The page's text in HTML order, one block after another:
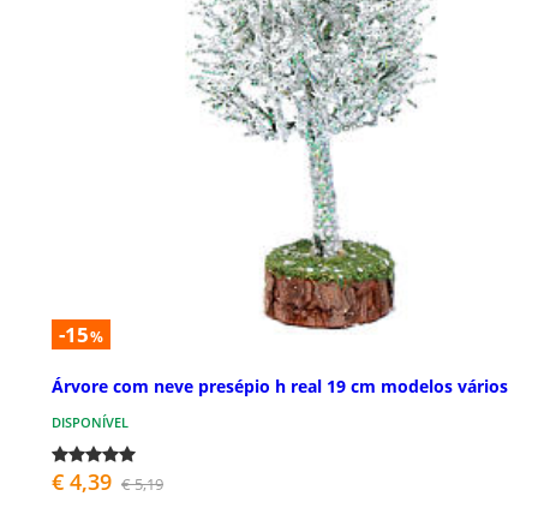
-15%
Árvore com neve presépio h real 19 cm modelos vários
DISPONÍVEL
€ 4,39 € 5,19